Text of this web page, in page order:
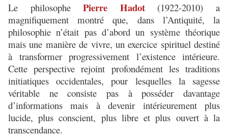
Le philosophePierre Hadot(1922-2010) a
magnifiquement montré que, dans l’Antiquité, la
philosophie n’était pas d’abord un système théorique
mais une manière de vivre, un exercice spirituel destiné
à transformer progressivement l’existence intérieure.
Cette perspective rejoint profondément les traditions
initiatiques occidentales, pour lesquelles la sagesse
véritable ne consiste pas à posséder davantage
d’informations mais à devenir intérieurement plus
lucide, plus conscient, plus libre et plus ouvert à la
transcendance.